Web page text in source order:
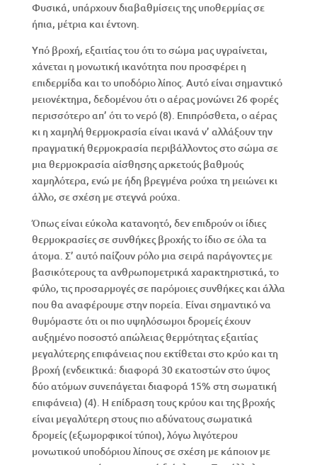
Φυσικά, υπάρχουν διαβαθμίσεις της υποθερμίας σε
ήπια, μέτρια και έντονη.
Υπό βροχή, εξαιτίας του ότι το σώμα μας υγραίνεται,
χάνεται η μονωτική ικανότητα που προσφέρει η
επιδερμίδα και το υποδόριο λίπος. Αυτό είναι σημαντικό
μειονέκτημα, δεδομένου ότι ο αέρας μονώνει 26 φορές
περισσότερο απ’ ότι το νερό (8). Επιπρόσθετα, ο αέρας
κι η χαμηλή θερμοκρασία είναι ικανά ν’ αλλάξουν την
πραγματική θερμοκρασία περιβάλλοντος στο σώμα σε
μια θερμοκρασία αίσθησης αρκετούς βαθμούς
χαμηλότερα, ενώ με ήδη βρεγμένα ρούχα τη μειώνει κι
άλλο, σε σχέση με στεγνά ρούχα.
Όπως είναι εύκολα κατανοητό, δεν επιδρούν οι ίδιες
θερμοκρασίες σε συνθήκες βροχής το ίδιο σε όλα τα
άτομα. Σ’ αυτό παίζουν ρόλο μια σειρά παράγοντες με
βασικότερους τα ανθρωπομετρικά χαρακτηριστικά, το
φύλο, τις προσαρμογές σε παρόμοιες συνθήκες και άλλα
που θα αναφέρουμε στην πορεία. Είναι σημαντικό να
θυμόμαστε ότι οι πιο υψηλόσωμοι δρομείς έχουν
αυξημένο ποσοστό απώλειας θερμότητας εξαιτίας
μεγαλύτερης επιφάνειας που εκτίθεται στο κρύο και τη
βροχή (ενδεικτικά: διαφορά 30 εκατοστών στο ύψος
δύο ατόμων συνεπάγεται διαφορά 15% στη σωματική
επιφάνεια) (4). Η επίδραση τους κρύου και της βροχής
είναι μεγαλύτερη στους πιο αδύνατους σωματικά
δρομείς (εξωμορφικοί τύποι), λόγω λιγότερου
μονωτικού υποδόριου λίπους σε σχέση με κάποιον με